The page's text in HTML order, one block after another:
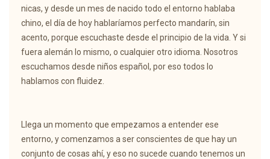
nicas, y desde un mes de nacido todo el entorno hablaba
chino, el día de hoy hablaríamos perfecto mandarín, sin
acento, porque escuchaste desde el principio de la vida. Y si
fuera alemán lo mismo, o cualquier otro idioma. Nosotros
escuchamos desde niños español, por eso todos lo
hablamos con fluidez.
Llega un momento que empezamos a entender ese
entorno, y comenzamos a ser conscientes de que hay un
conjunto de cosas ahí, y eso no sucede cuando tenemos un